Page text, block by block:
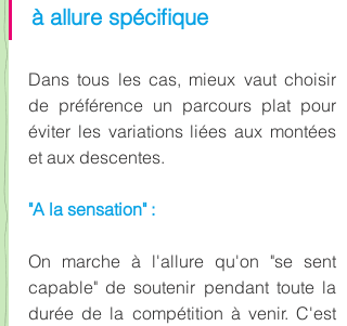
à allure spécifique
Dans tous les cas, mieux vaut choisir
de préférence un parcours plat pour
éviter les variations liées aux montées
et aux descentes.
"A la sensation" :
On marche à l'allure qu'on "se sent
capable" de soutenir pendant toute la
durée de la compétition à venir. C'est